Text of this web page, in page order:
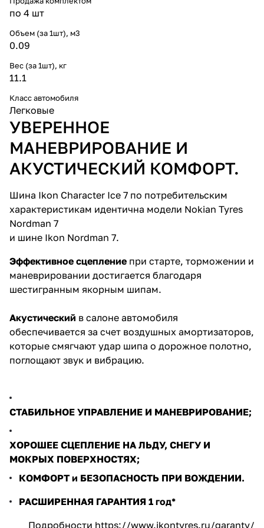
по 4 шт
Объем (за 1шт), м3
0.09
Вес (за 1шт), кг
11.1
Класс автомобиля
Легковые
УВЕРЕННОЕ
МАНЕВРИРОВАНИЕ И
АКУСТИЧЕСКИЙ КОМФОРТ.
Шина Ikon Character Ice 7 по потребительским
характеристикам идентична модели Nokian Tyres
Nordman 7
и шине Ikon Nordman 7.
Эффективное сцепление при старте, торможении и
маневрировании достигается благодаря
шестигранным якорным шипам.
Акустический в салоне автомобиля
обеспечивается за счет воздушных амортизаторов,
которые смягчают удар шипа о дорожное полотно,
поглощают звук и вибрацию.
СТАБИЛЬНОЕ УПРАВЛЕНИЕ И МАНЕВРИРОВАНИЕ;
ХОРОШЕЕ СЦЕПЛЕНИЕ НА ЛЬДУ, СНЕГУ И
МОКРЫХ ПОВЕРХНОСТЯХ;
КОМФОРТ и БЕЗОПАСНОСТЬ ПРИ ВОЖДЕНИИ.
РАСШИРЕННАЯ ГАРАНТИЯ 1 год*
Подробности https://www.ikontyres.ru/garanty/